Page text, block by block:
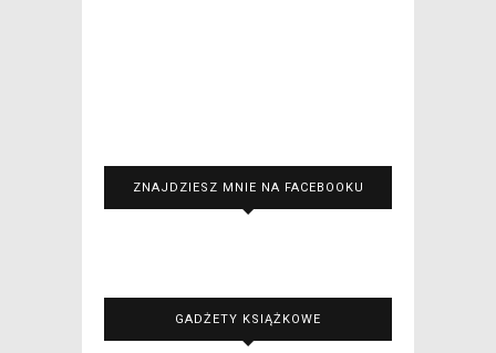
ZNAJDZIESZ MNIE NA FACEBOOKU
GADŻETY KSIĄŻKOWE